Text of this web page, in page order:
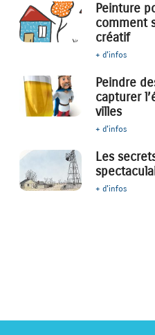
Peinture
comment
créatif
+ d'infos
Peindre
capturer
villes
+ d'infos
Les
+ d'infos